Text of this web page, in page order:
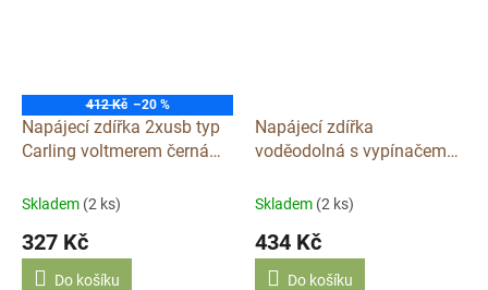
412 Kč –20 %
Napájecí zdířka 2xusb typ
Carling voltmerem černá
Skladem (2 ks)
327 Kč
Do košíku
Napájecí zdířka
voděodolná s vypínačem
24V D255S
Skladem (2 ks)
434 Kč
Do košíku